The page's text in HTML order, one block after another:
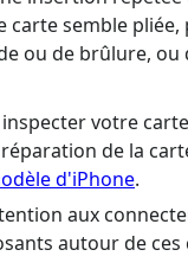
carte semble pliée,
ou de brûlure, ou
votre
de la
d'iPhone.
aux
autour de ces